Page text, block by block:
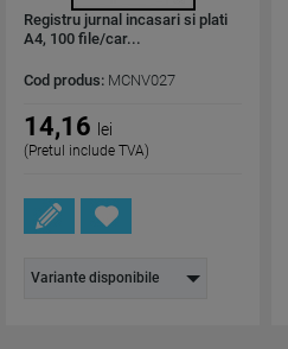
Registru jurnal incasari si plati
A4, 100 file/car...
Cod produs: MCNV027
14,16 lei
(Pretul include TVA)
Variante disponibile